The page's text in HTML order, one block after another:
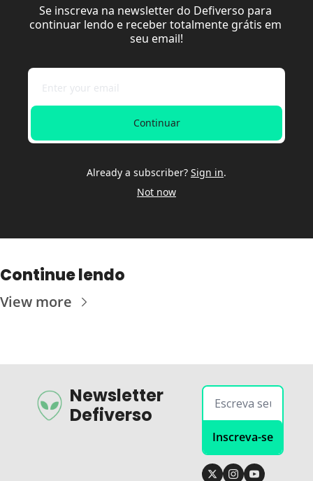
Se inscreva na newsletter do Defiverso para
continuar lendo e receber totalmente grátis em
seu email!
Continuar
Already a subscriber? Sign in.
Not now
Continue lendo
View more
Newsletter
Defiverso
Inscreva-se